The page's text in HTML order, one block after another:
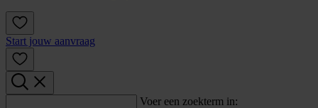
Start jouw aanvraag
Voer een zoekterm in: